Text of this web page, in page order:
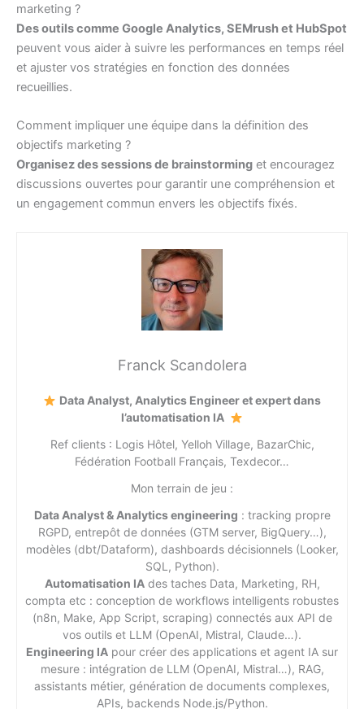
marketing ?
Des outils comme Google Analytics, SEMrush et HubSpot
peuvent vous aider à suivre les performances en temps réel
et ajuster vos stratégies en fonction des données
recueillies.
Comment impliquer une équipe dans la définition des
objectifs marketing ?
Organisez des sessions de brainstorming et encouragez
discussions ouvertes pour garantir une compréhension et
un engagement commun envers les objectifs fixés.
Franck Scandolera
Data Analyst, Analytics Engineer et expert dans
l’automatisation IA
Ref clients : Logis Hôtel, Yelloh Village, BazarChic,
Fédération Football Français, Texdecor…
Mon terrain de jeu :
Data Analyst & Analytics engineering : tracking propre
RGPD, entrepôt de données (GTM server, BigQuery…),
modèles (dbt/Dataform), dashboards décisionnels (Looker,
SQL, Python).
Automatisation IAdes taches Data, Marketing, RH,
compta etc : conception de workflows intelligents robustes
(n8n, Make, App Script, scraping) connectés aux API de
vos outils et LLM (OpenAI, Mistral, Claude…).
Engineering IA pour créer des applications et agent IA sur
mesure : intégration de LLM (OpenAI, Mistral…), RAG,
assistants métier, génération de documents complexes,
APIs, backends Node.js/Python.